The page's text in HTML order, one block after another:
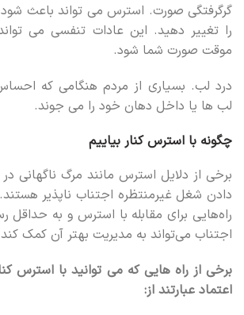
گرگرفتگی صورت. استرس می تواند باعث
را تغییر دهید. این عادات تنفسی می
موقت صورت شما شود.
درد لب. بسیاری از مردم هنگامی که
لب ها یا داخل دهان خود را می جوند.
چگونه با استرس کنار بیاییم
برخی از دلایل استرس مانند مرگ ناگهانی
دادن شغل غیرمنتظره اجتناب ناپذیر
راه‌هایی برای مقابله با استرس و به حداقل
اجتناب می‌تواند به مدیریت بهتر آن کمک
برخی از راه هایی که می توانید با استرس
اعتماد عبارتند از: